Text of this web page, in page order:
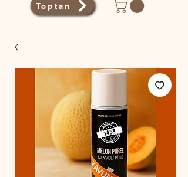
Toptan